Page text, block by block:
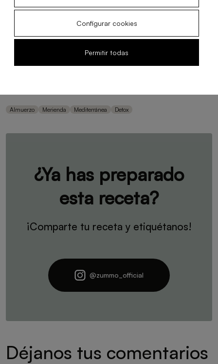
Carbohidratos 12 g
Fibra 5 g
Almuerzo Merienda Mediterránea Detox
¿Ya has preparado
esta receta?
¡Comparte tu receta y etiquétanos!
@zummo_official
Déjanos tus comentarios
Configurar cookies
Permitir todas